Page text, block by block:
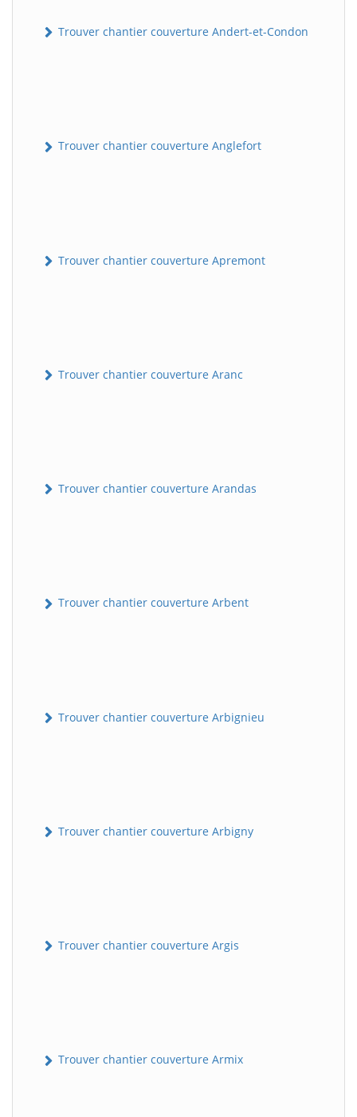
Trouver chantier couverture Andert-et-Condon
Trouver chantier couverture Anglefort
Trouver chantier couverture Apremont
Trouver chantier couverture Aranc
Trouver chantier couverture Arandas
Trouver chantier couverture Arbent
Trouver chantier couverture Arbignieu
Trouver chantier couverture Arbigny
Trouver chantier couverture Argis
Trouver chantier couverture Armix